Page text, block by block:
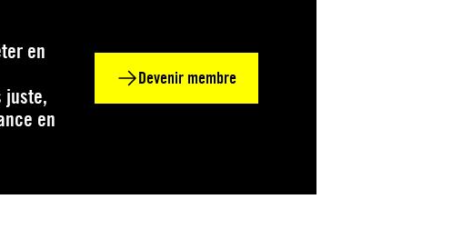
en
juste,
en
Devenir membre